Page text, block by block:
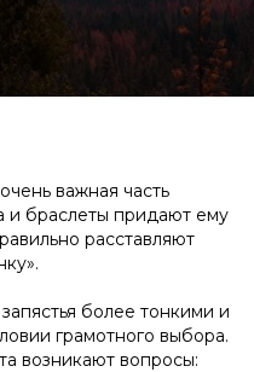
важная часть
и браслеты придают ему
расставляют
более тонкими и
грамотного выбора.
возникают вопросы: